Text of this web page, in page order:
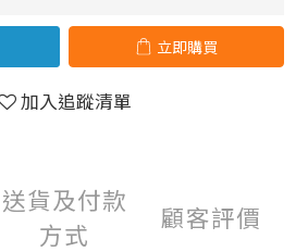
立即購買
加入追蹤清單
送貨及付款
方式
顧客評價